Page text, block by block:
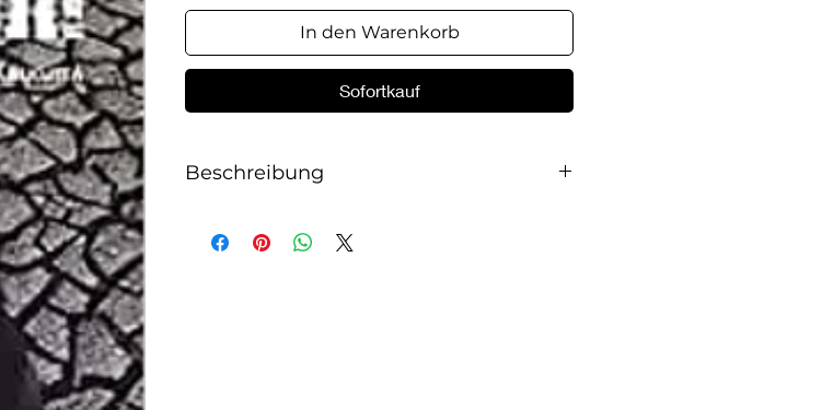
In den Warenkorb
Sofortkauf
Beschreibung